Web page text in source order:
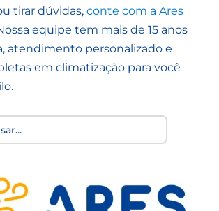
tirar dúvidas, conte com a Ares
equipe tem mais de 15 anos
atendimento personalizado e
em climatização para você